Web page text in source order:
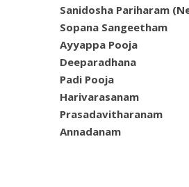
Sanidosha Pariharam
Sopana Sangeetham
Ayyappa Pooja
Deeparadhana
Padi Pooja
Harivarasanam
Prasadavitharanam
Annadanam